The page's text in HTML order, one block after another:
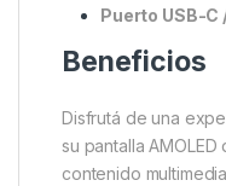
Puerto USB-C
Beneficios
Disfrutá de una
su pantalla
contenido